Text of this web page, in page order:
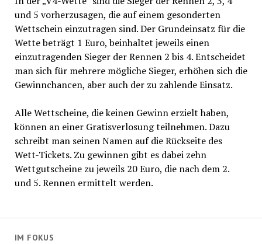
IM FOKUS
und 5 vorherzusagen, die auf einem gesonderten
Wettschein einzutragen sind. Der Grundeinsatz für die
Wette beträgt 1 Euro, beinhaltet jeweils einen
einzutragenden Sieger der Rennen 2 bis 4. Entscheidet
man sich für mehrere mögliche Sieger, erhöhen sich die
Gewinnchancen, aber auch der zu zahlende Einsatz.
Alle Wettscheine, die keinen Gewinn erzielt haben,
können an einer Gratisverlosung teilnehmen. Dazu
schreibt man seinen Namen auf die Rückseite des
Wett-Tickets. Zu gewinnen gibt es dabei zehn
Wettgutscheine zu jeweils 20 Euro, die nach dem 2.
und 5. Rennen ermittelt werden.